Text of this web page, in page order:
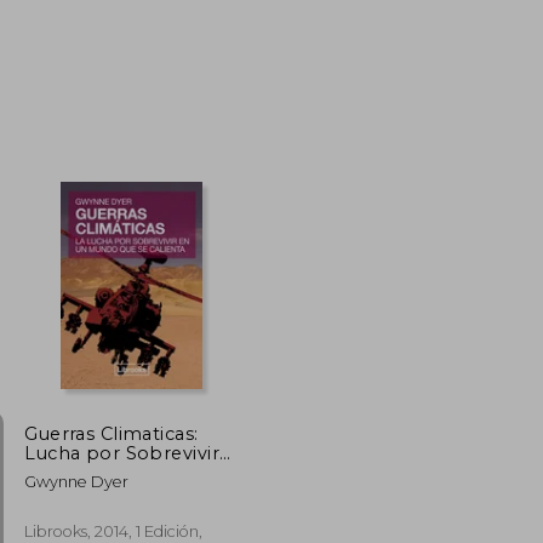
$ 58.03
$ 31.92
45%
Guerras Climaticas:
Lucha por Sobrevivir
Mundo que se Calien
Gwynne Dyer
Librooks, 2014, 1 Edición,